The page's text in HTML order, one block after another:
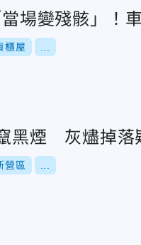
場變殘骸」！
櫃屋
黑煙 灰燼掉落
營區